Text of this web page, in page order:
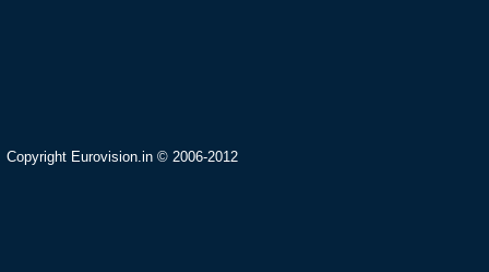
Copyright Eurovision.in © 2006-2012